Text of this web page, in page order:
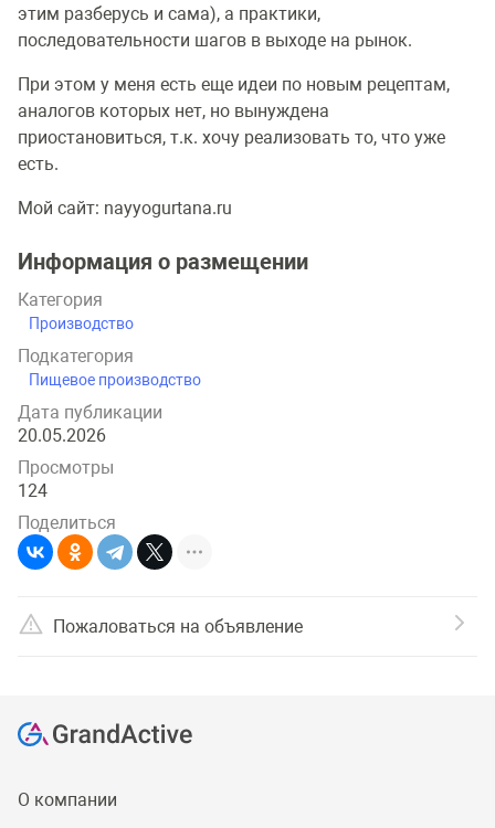
этим разберусь и сама), а практики,
последовательности шагов в выходе на рынок.
При этом у меня есть еще идеи по новым рецептам,
аналогов которых нет, но вынуждена
приостановиться, т.к. хочу реализовать то, что уже
есть.
Мой сайт: nayyogurtana.ru
Информация о размещении
Категория
Производство
Подкатегория
Пищевое производство
Дата публикации
20.05.2026
Просмотры
124
Поделиться
Пожаловаться на объявление
О компании